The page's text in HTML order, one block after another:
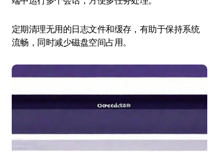
定期清理无用的日志文件和缓存，有助于保持系统
流畅，同时减少磁盘空间占用。